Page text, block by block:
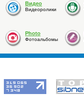
Видео
Видеоролики
Photo
Фотоальбомы